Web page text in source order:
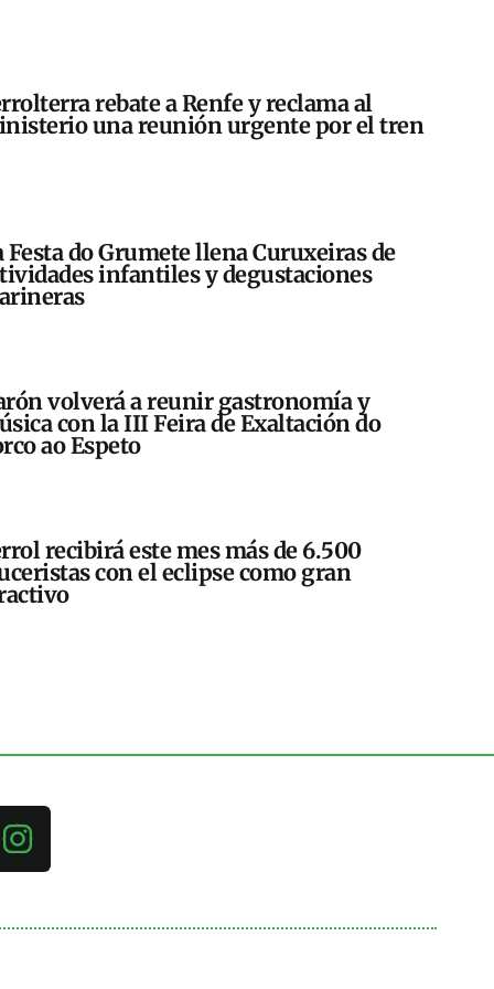
rebate a Renfe y reclama al
una reunión urgente por el tren
Festa do Grumete llena Curuxeiras de
infantiles y degustaciones
volverá a reunir gastronomía y
con la III Feira de Exaltación do
ao Espeto
recibirá este mes más de 6.500
con el eclipse como gran